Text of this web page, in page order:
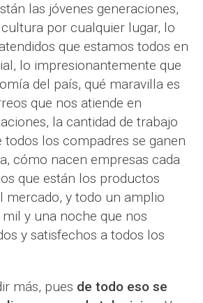
las jóvenes generaciones,
por cualquier lugar, lo
que estamos todos en
lo impresionantemente que
del país, qué maravilla es
que nos atiende en
la cantidad de trabajo
todos los compadres se ganen
cómo nacen empresas cada
que están los productos
mercado, y todo un amplio
y una noche que nos
y satisfechos a todos los
más, pues de todo eso se